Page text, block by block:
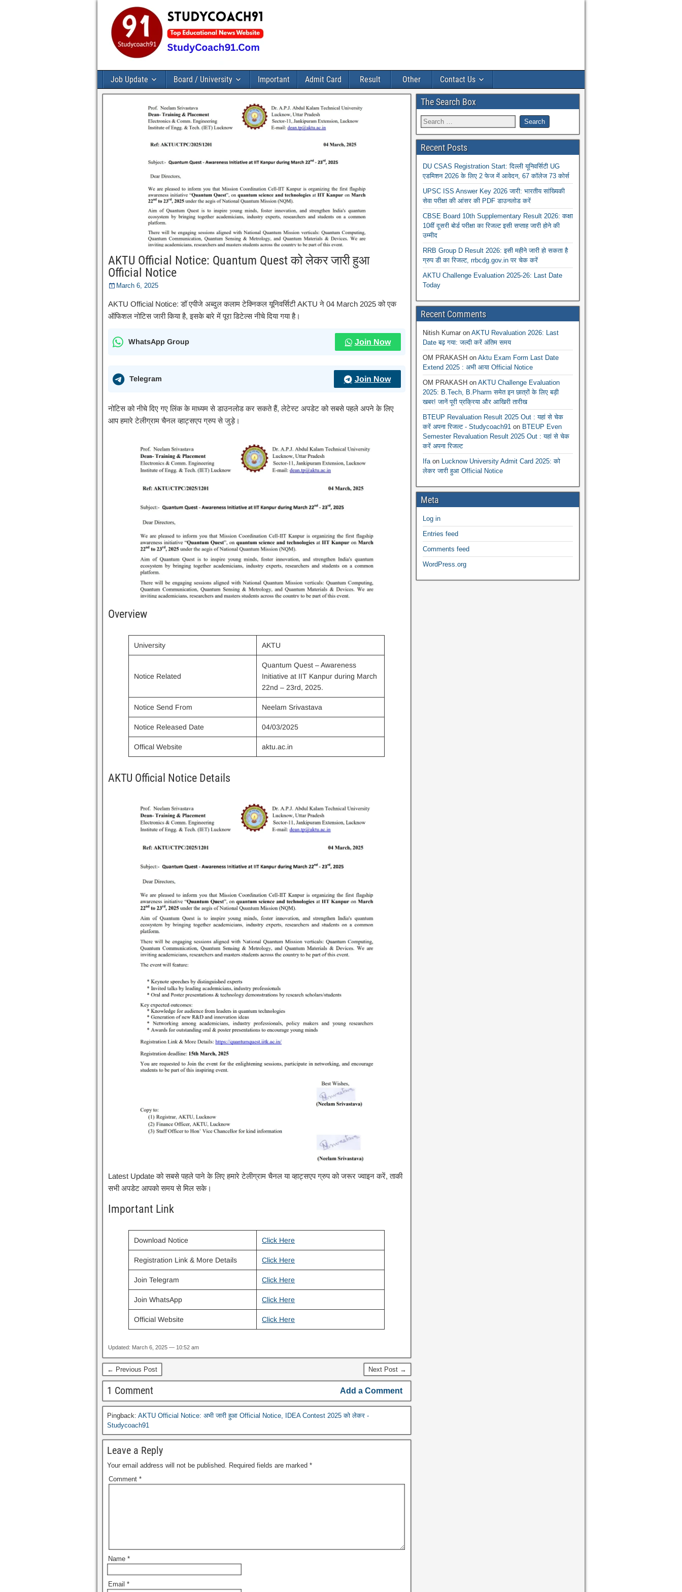
Job Update Board / University Important Admit Card Result Other Contact Us
AKTU Official Notice: Quantum Quest को लेकर जारी हुआ
Official Notice
March 6, 2025
AKTU Official Notice: डॉ एपीजे अब्दुल कलाम टेक्निकल यूनिवर्सिटी AKTU ने 04 March 2025 को एक
ऑफिशल नोटिस जारी किया है, इसके बारे में पूरा डिटेल्स नीचे दिया गया है।
WhatsApp Group Join Now
Telegram Join Now
नोटिस को नीचे दिए गए लिंक के माध्यम से डाउनलोड कर सकते हैं, लेटेस्ट अपडेट को सबसे पहले अपने के लिए
आप हमारे टेलीग्राम चैनल व्हाट्सएप ग्रुप से जुड़े।
Overview
University AKTU
Notice Related
Quantum Quest – Awareness
Initiative at IIT Kanpur during March
22nd – 23rd, 2025.
Notice Send From Neelam Srivastava
Notice Released Date 04/03/2025
Offical Website aktu.ac.in
AKTU Official Notice Details
Latest Update को सबसे पहले पाने के लिए हमारे टेलीग्राम चैनल या व्हाट्सएप ग्रुप को जरूर ज्वाइन करें, ताकी
सभी अपडेट आपको समय से मिल सके।
Important Link
Download Notice Click Here
Registration Link & More Details Click Here
Join Telegram Click Here
Join WhatsApp Click Here
Official Website Click Here
Updated: March 6, 2025 — 10:52 am
← Previous Post Next Post →
1 Comment Add a Comment
Pingback: AKTU Official Notice: अभी जारी हुआ Official Notice, IDEA Contest 2025 को लेकर -
Studycoach91
Leave a Reply
Your email address will not be published. Required fields are marked *
Comment *
Name *
Email *
The Search Box
Recent Posts
DU CSAS Registration Start: दिल्ली यूनिवर्सिटी UG
एडमिशन 2026 के लिए 2 फेज में आवेदन, 67 कॉलेज 73 कोर्स
UPSC ISS Answer Key 2026 जारी: भारतीय सांख्यिकी
सेवा परीक्षा की आंसर की PDF डाउनलोड करें
CBSE Board 10th Supplementary Result 2026: कक्षा
10वीं दूसरी बोर्ड परीक्षा का रिजल्ट इसी सप्ताह जारी होने की
उम्मीद
RRB Group D Result 2026: इसी महीने जारी हो सकता है
ग्रुप डी का रिजल्ट, rrbcdg.gov.in पर चेक करें
AKTU Challenge Evaluation 2025-26: Last Date
Today
Recent Comments
Nitish Kumaron AKTU Revaluation 2026: Last
Date बढ़ गया: जल्दी करें अंतिम समय
OM PRAKASH on Aktu Exam Form Last Date
Extend 2025 : अभी आया Official Notice
OM PRAKASH on AKTU Challenge Evaluation
2025: B.Tech, B.Pharm समेत इन छात्रों के लिए बड़ी
खबर! जानें पूरी प्रक्रिया और आखिरी तारीख
BTEUP Revaluation Result 2025 Out : यहां से चेक
करें अपना रिजल्ट - Studycoach91on BTEUP Even
Semester Revaluation Result 2025 Out : यहां से चेक
करें अपना रिजल्ट
Ifaon Lucknow University Admit Card 2025: को
लेकर जारी हुआ Official Notice
Meta
Log in
Entries feed
Comments feed
WordPress.org